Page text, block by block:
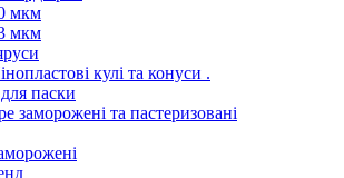
мкм
мкм
кулі та конуси .
паски
заморожені та пастеризовані